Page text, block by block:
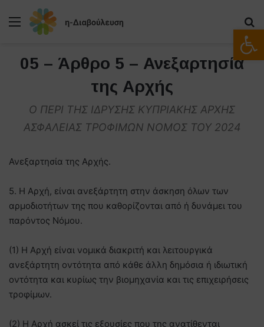
Μενού
05 – Άρθρο 5 – Ανεξαρτησία
της Αρχής
Ο ΠΕΡΙ ΤΗΣ ΙΔΡΥΣΗΣ ΚΥΠΡΙΑΚΗΣ ΑΡΧΗΣ
ΑΣΦΑΛΕΙΑΣ ΤΡΟΦΙΜΩΝ ΝΟΜΟΣ ΤΟΥ 2024
Ανεξαρτησία της Αρχής.
5. Η Αρχή, είναι ανεξάρτητη στην άσκηση όλων των
αρμοδιοτήτων της που καθορίζονται από ή δυνάμει του
παρόντος Νόμου.
(1) Η Αρχή είναι νομικά διακριτή και λειτουργικά
ανεξάρτητη οντότητα από κάθε άλλη δημόσια ή ιδιωτική
οντότητα και κυρίως την βιομηχανία και τις επιχειρήσεις
τροφίμων.
(2) Η Αρχή ασκεί τις εξουσίες που της ανατίθενται